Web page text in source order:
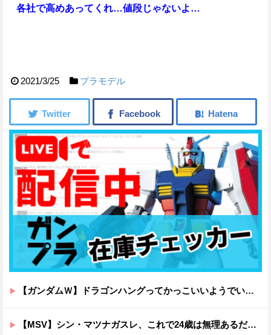
各社で高めあってくれ…値段じゃないよ…
2021/3/25 プラモデル
【ガンダムＷ】ドラゴンハングってかっこいいようでいて実は全然かっこよくないのでは？
【MSV】シン・マツナガスレ、これで24歳は無理あるだろ…